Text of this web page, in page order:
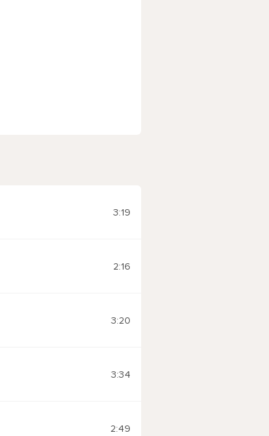
3:19
2:16
3:20
3:34
2:49